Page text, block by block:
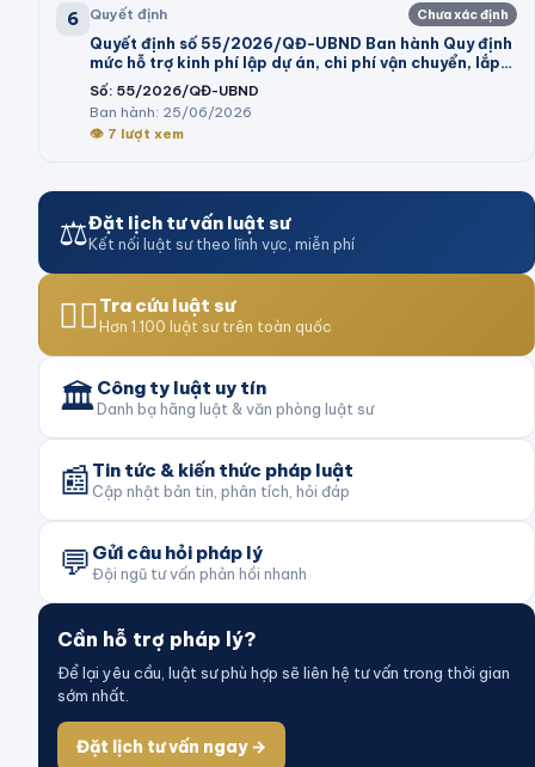
6 Quyết định Chưa xác định
Quyết định số 55/2026/QĐ-UBND Ban hành Quy định
mức hỗ trợ kinh phí lập dự án, chi phí vận chuyển, lắp
đặt máy móc, dây chuyền thiết bị vào cụm công
nghiệp theo Nghị định số 32/2024/NĐ-CP của Chính
phủ và trình tự, thủ tục thực hiện chính sách hỗ trợ tại
Nghị quyết số 05/2026/NQ-HĐND của Hội đồng nhân
Số: 55/2026/QĐ-UBND
Ban hành: 25/06/2026
👁 7 lượt xem
⚖️Đặt lịch tư vấn luật sư
Kết nối luật sư theo lĩnh vực, miễn phí
👨‍⚖️Tra cứu luật sư
Hơn 1.100 luật sư trên toàn quốc
🏛️Công ty luật uy tín
Danh bạ hãng luật & văn phòng luật sư
📰 Tin tức & kiến thức pháp luật
Cập nhật bản tin, phân tích, hỏi đáp
💬 Gửi câu hỏi pháp lý
Đội ngũ tư vấn phản hồi nhanh
Cần hỗ trợ pháp lý?
Để lại yêu cầu, luật sư phù hợp sẽ liên hệ tư vấn trong thời gian
sớm nhất.
Đặt lịch tư vấn ngay →